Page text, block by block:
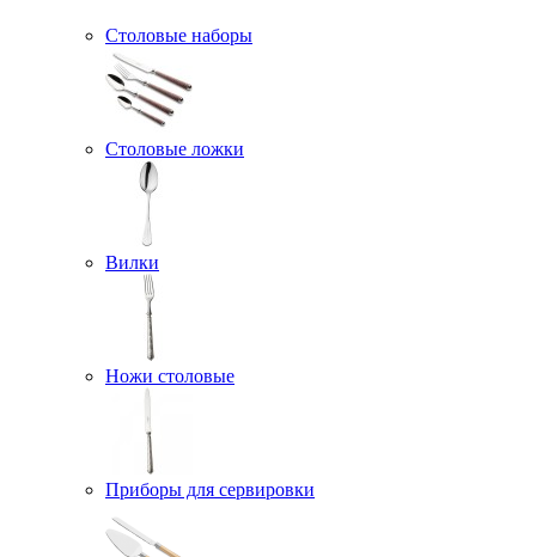
Столовые наборы
Столовые ложки
Вилки
Ножи столовые
Приборы для сервировки